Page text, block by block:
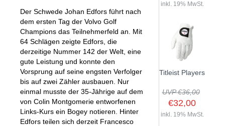
Der Schwede Johan Edfors führt nach
dem ersten Tag der Volvo Golf
Champions das Teilnehmerfeld an. Mit
64 Schlägen zeigte Edfors, die
derzeitige Nummer 142 der Welt, eine
gute Leistung und konnte den
Vorsprung auf seine engsten Verfolger
bis auf zwei Zähler ausbauen. Nur
einmal musste der 35-Jährige auf dem
von Colin Montgomerie entworfenen
Links-Kurs ein Bogey notieren. Hinter
Edfors teilen sich derzeit Francesco
inkl. 19% MwSt.
Titleist Players
UVP €36,00
€32,00
inkl. 19% MwSt.